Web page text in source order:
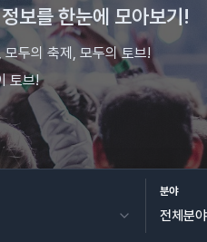
보를 한눈에 모아보기!
두의 축제, 모두의 토브!
토브!
분야